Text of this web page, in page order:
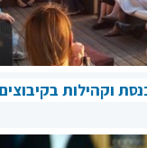
וקהילות בקיבוצים